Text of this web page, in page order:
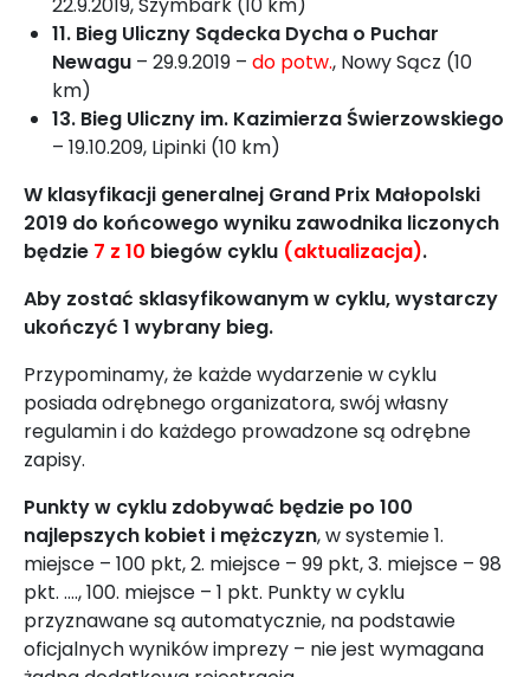
11. Bieg Uliczny Sądecka Dycha o Puchar
Newagu – 29.9.2019 – do potw., Nowy Sącz (10
km)
13. Bieg Uliczny im. Kazimierza Świerzowskiego
– 19.10.209, Lipinki (10 km)
W klasyfikacji generalnej Grand Prix Małopolski
2019 do końcowego wyniku zawodnika liczonych
będzie 7 z 10 biegów cyklu (aktualizacja).
Aby zostać sklasyfikowanym w cyklu, wystarczy
ukończyć 1 wybrany bieg.
Przypominamy, że każde wydarzenie w cyklu
posiada odrębnego organizatora, swój własny
regulamin i do każdego prowadzone są odrębne
zapisy.
Punkty w cyklu zdobywać będzie po 100
najlepszych kobiet i mężczyzn, w systemie 1.
miejsce – 100 pkt, 2. miejsce – 99 pkt, 3. miejsce – 98
pkt. …., 100. miejsce – 1 pkt. Punkty w cyklu
przyznawane są automatycznie, na podstawie
oficjalnych wyników imprezy – nie jest wymagana